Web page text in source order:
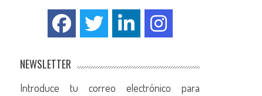
NEWSLETTER
Introduce tu correo electrónico para